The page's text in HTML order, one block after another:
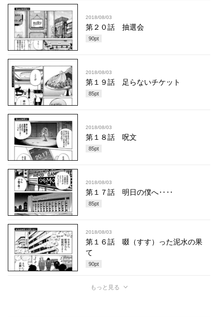
2018/08/03
第２０話 抽選会
90pt
2018/08/03
第１９話 足らないチケット
85pt
2018/08/03
第１８話 呪文
85pt
2018/08/03
第１７話 明日の僕へ‥‥
85pt
2018/08/03
第１６話 啜（すす）った泥水の果
て
90pt
もっと見る